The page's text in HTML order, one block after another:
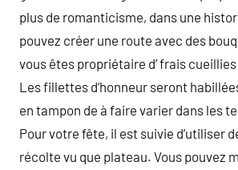
plus de romanticisme, dans une
pouvez créer une route avec des
vous êtes propriétaire d’ frais
Les fillettes d’honneur seront
en tampon de à faire varier dans les
Pour votre fête, il est suivie d’utiliser
récolte vu que plateau. Vous pouvez